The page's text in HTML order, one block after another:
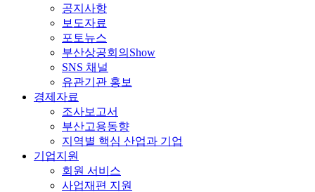
공지사항
보도자료
포토뉴스
부산상공회의Show
SNS 채널
유관기관 홍보
경제자료
조사보고서
부산고용동향
지역별 핵심 산업과 기업
기업지원
회원 서비스
사업재편 지원